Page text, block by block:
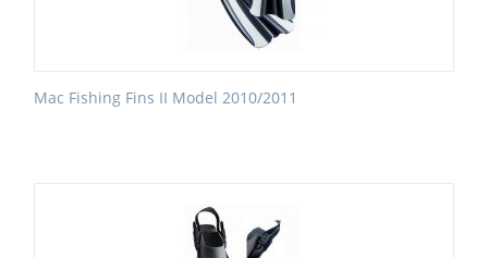
Mac Fishing Fins II Model 2010/2011